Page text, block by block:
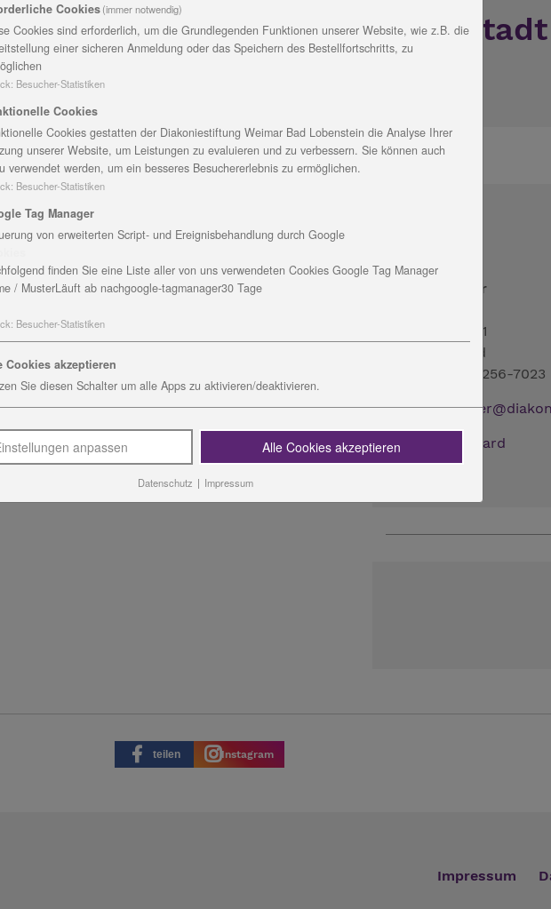
Landkreis Saalfeld-Rudolstadt
betreibt im Landkreis
Blankenburg
Marlies Köhler
Brudergasse 11
07318 Saalfeld
Tel.: 03671 - 5256-7023
Mail:M.Koehler@
Download: vCard
teilen Instagram
Impressum
Cookies(immer notwendig)
Cookies sind erforderlich, um die Grundlegenden Funktionen unserer Website, wie z.B. die
einer sicheren Anmeldung oder das Speichern des Bestellfortschritts, zu
: Besucher-Statistiken
Cookies
Cookies gestatten der Diakoniestiftung Weimar Bad Lobenstein die Analyse Ihrer
unserer Website, um Leistungen zu evaluieren und zu verbessern. Sie können auch
verwendet werden, um ein besseres Besuchererlebnis zu ermöglichen.
: Besucher-Statistiken
Tag Manager
von erweiterten Script- und Ereignisbehandlung durch Google
finden Sie eine Liste aller von uns verwendeten Cookies Google Tag Manager
/ MusterLäuft ab nachgoogle-tagmanager30 Tage
: Besucher-Statistiken
Cookies akzeptieren
Sie diesen Schalter um alle Apps zu aktivieren/deaktivieren.
anpassen Alle Cookies akzeptieren
Datenschutz | Impressum